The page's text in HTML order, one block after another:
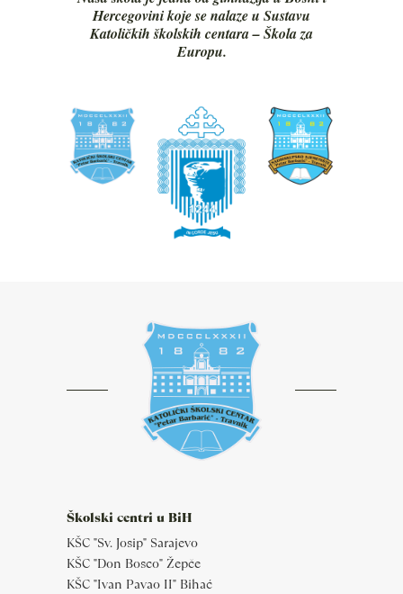
Hercegovini koje se nalaze u Sustavu
Katoličkih školskih centara – Škola za
Europu.
Školski centri u BiH
KŠC "Sv. Josip" Sarajevo
KŠC "Don Bosco" Žepče
KŠC "Ivan Pavao II" Bihać